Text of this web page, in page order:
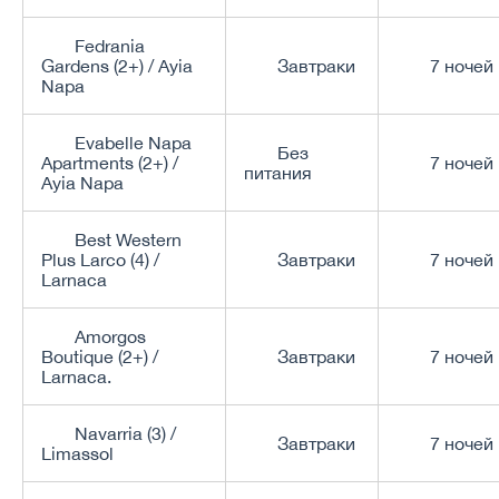
Fedrania
Gardens (2+) / Ayia
Napa
Завтраки 7 ночей
Evabelle Napa
Apartments (2+) /
Ayia Napa
Без
питания
7 ночей
Best Western
Plus Larco (4) /
Larnaca
Завтраки 7 ночей
Amorgos
Boutique (2+) /
Larnaca.
Завтраки 7 ночей
Navarria (3) /
Limassol
Завтраки 7 ночей